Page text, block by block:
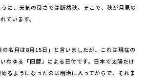
に、天気の良さでは断然秋。そこで、秋が月見の
ています。
の名月は8月15日」と言いましたが、これは現在の
わゆる「旧暦」による日付です。日本で太陽だけ
るようになったのは明治に入ってからで、それま